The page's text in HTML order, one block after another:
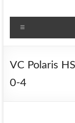
VC Polaris
0-4